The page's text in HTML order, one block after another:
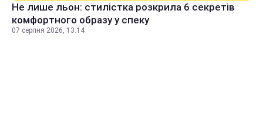
Не лише льон: стилістка розкрила 6 секретів
комфортного образу у спеку
07 серпня 2026, 13:14